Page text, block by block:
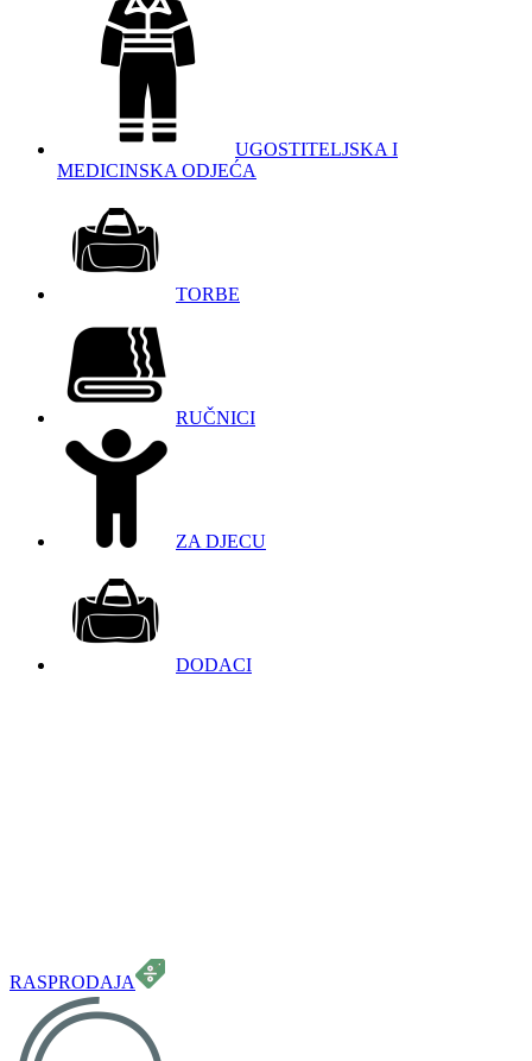
UGOSTITELJSKA I
MEDICINSKA ODJEĆA
TORBE
RUČNICI
ZA DJECU
DODACI
RASPRODAJA